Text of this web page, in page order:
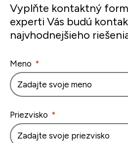
Vyplňte kontaktný
experti Vás budú
najvhodnejšieho
Meno
Priezvisko